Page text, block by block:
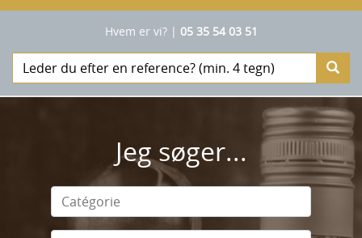
Hvem er vi?| 05 35 54 03 51
Jeg søger...